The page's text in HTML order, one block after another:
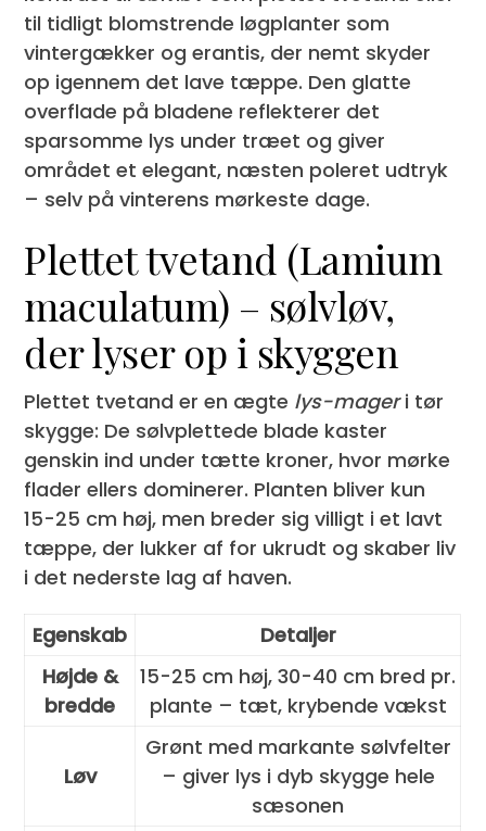
til tidligt blomstrende løgplanter som
vintergækker og erantis, der nemt skyder
op igennem det lave tæppe. Den glatte
overflade på bladene reflekterer det
sparsomme lys under træet og giver
området et elegant, næsten poleret udtryk
– selv på vinterens mørkeste dage.
Plettet tvetand (Lamium
maculatum) – sølvløv,
der lyser op i skyggen
Plettet tvetand er en ægte lys-mageri tør
skygge: De sølvplettede blade kaster
genskin ind under tætte kroner, hvor mørke
flader ellers dominerer. Planten bliver kun
15-25 cm høj, men breder sig villigt i et lavt
tæppe, der lukker af for ukrudt og skaber liv
i det nederste lag af haven.
Egenskab
Detaljer
Højde &
bredde
15-25 cm høj, 30-40 cm bred pr.
plante – tæt, krybende vækst
Løv
Grønt med markante sølvfelter
– giver lys i dyb skygge hele
sæsonen